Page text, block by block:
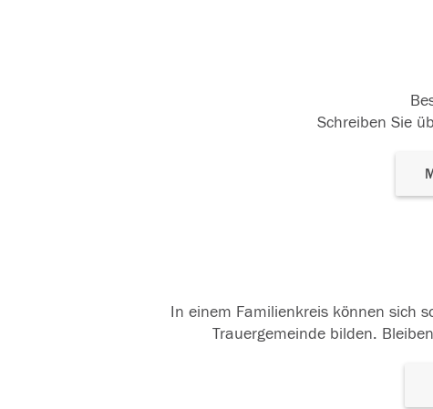
Schreiben Sie
In einem Familienkreis können sich
Trauergemeinde bilden.